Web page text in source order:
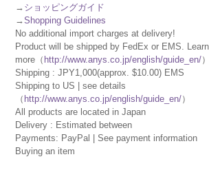
→ ショッピングガイド
→Shopping Guidelines
No additional import charges at delivery!
Product will be shipped by FedEx or EMS. Learn
more（ http://www.anys.co.jp/english/guide_en/）
Shipping : JPY1,000(approx. $10.00) EMS
Shipping to US | see details
（ http://www.anys.co.jp/english/guide_en/）
All products are located in Japan
Delivery : Estimated between
Payments: PayPal | See payment information
Buying an item